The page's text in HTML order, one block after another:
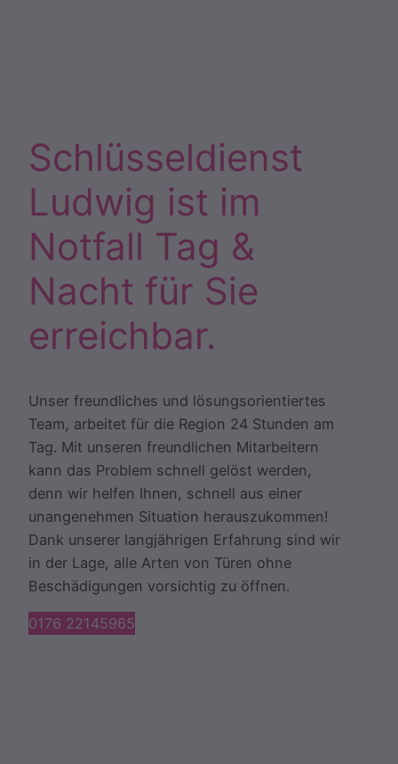
Schlüsseldienst
Ludwig ist im
Notfall Tag &
Nacht für Sie
erreichbar.
Unser freundliches und lösungsorientiertes
Team, arbeitet für die Region 24 Stunden am
Tag. Mit unseren freundlichen Mitarbeitern
kann das Problem schnell gelöst werden,
denn wir helfen Ihnen, schnell aus einer
unangenehmen Situation herauszukommen!
Dank unserer langjährigen Erfahrung sind wir
in der Lage, alle Arten von Türen ohne
Beschädigungen vorsichtig zu öffnen.
0176 22145965